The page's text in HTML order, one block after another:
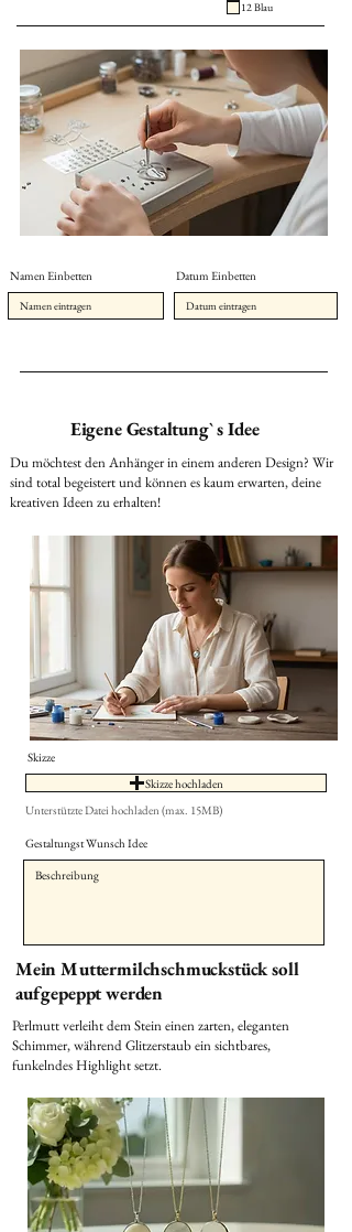
12 Blau
Namen Einbetten Datum Einbetten
Eigene Gestaltung` s Idee
Du möchtest den Anhänger in einem anderen Design? Wir
sind total begeistert und können es kaum erwarten, deine
kreativen Ideen zu erhalten!
Skizze
Skizze hochladen
Unterstützte Datei hochladen (max. 15MB)
Gestaltungst Wunsch Idee
Mein Muttermilchschmuckstück soll
aufgepeppt werden
Perlmutt verleiht dem Stein einen zarten, eleganten
Schimmer, während Glitzerstaub ein sichtbares,
funkelndes Highlight setzt.